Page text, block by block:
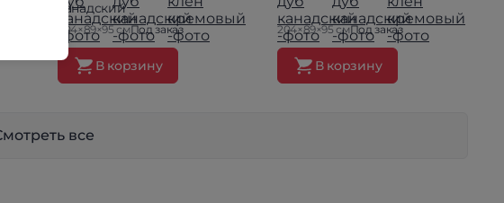
канадский
204×89×95 смПод заказ
В корзину
204×89×95 смПод заказ
В корзину
все